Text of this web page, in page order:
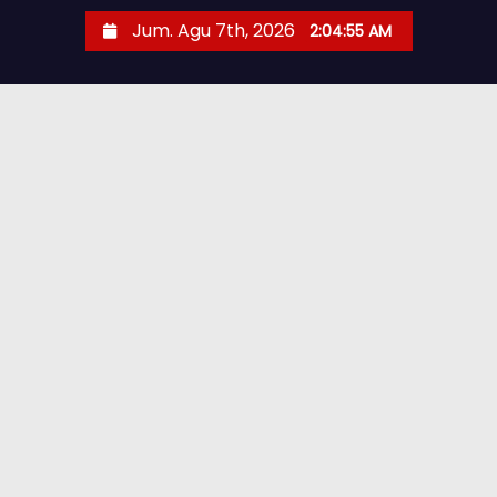
Jum. Agu 7th, 2026 2:04:57 AM